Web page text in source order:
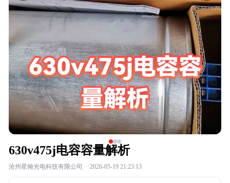
630v475j电容容量解析
沧州星翰光电科技有限公司 · 2026-05-19 21:23:13